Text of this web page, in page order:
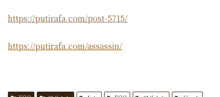
https://putirafa.com/post-5715/
https://putirafa.com/assassin/